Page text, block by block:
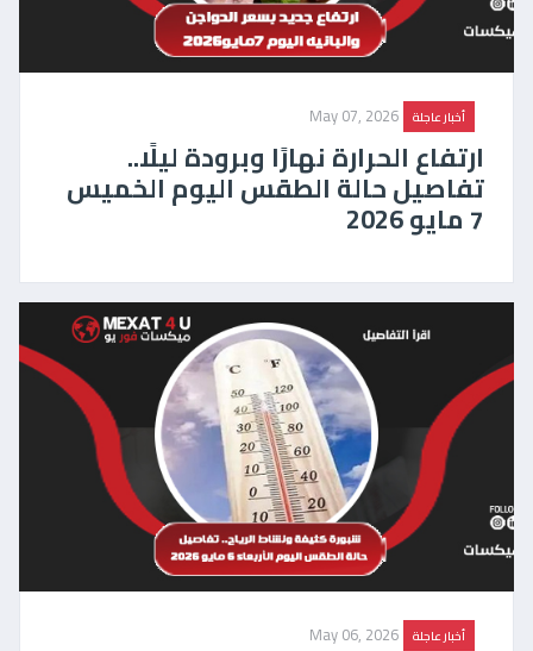
أخبار عاجلة May 07, 2026
ارتفاع الحرارة نهارًا وبرودة ليلًا..
تفاصيل حالة الطقس اليوم الخميس
7 مايو 2026
أخبار عاجلة May 06, 2026